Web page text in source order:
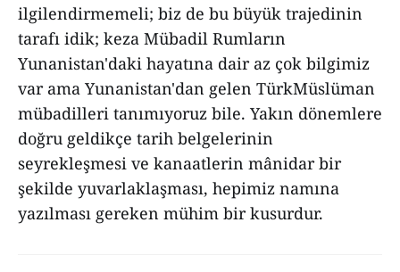
ilgilendirmemeli; biz de bu büyük trajedinin
tarafı idik; keza Mübadil Rumların
Yunanistan'daki hayatına dair az çok bilgimiz
var ama Yunanistan'dan gelen TürkMüslüman
mübadilleri tanımıyoruz bile. Yakın dönemlere
doğru geldikçe tarih belgelerinin
seyrekleşmesi ve kanaatlerin mânidar bir
şekilde yuvarlaklaşması, hepimiz namına
yazılması gereken mühim bir kusurdur.